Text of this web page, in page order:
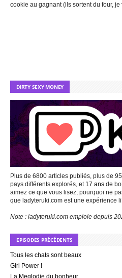
cookie au gagnant (ils sortent du four, je
DIRTY SEXY MONEY
Plus de 6800 articles publiés, plus de
pays différents explorés, et 17 ans de
aimez ce que vous lisez, pourquoi ne
que ladyteruki.com est une expérience
Note : ladyteruki.com emploie depuis
EPISODES PRÉCÉDENTS
Tous les chats sont beaux
Girl Power !
La Meglodie du bonheur